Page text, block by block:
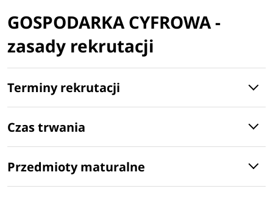
GOSPODARKA CYFROWA -
zasady rekrutacji
Terminy rekrutacji
Czas trwania
Przedmioty maturalne